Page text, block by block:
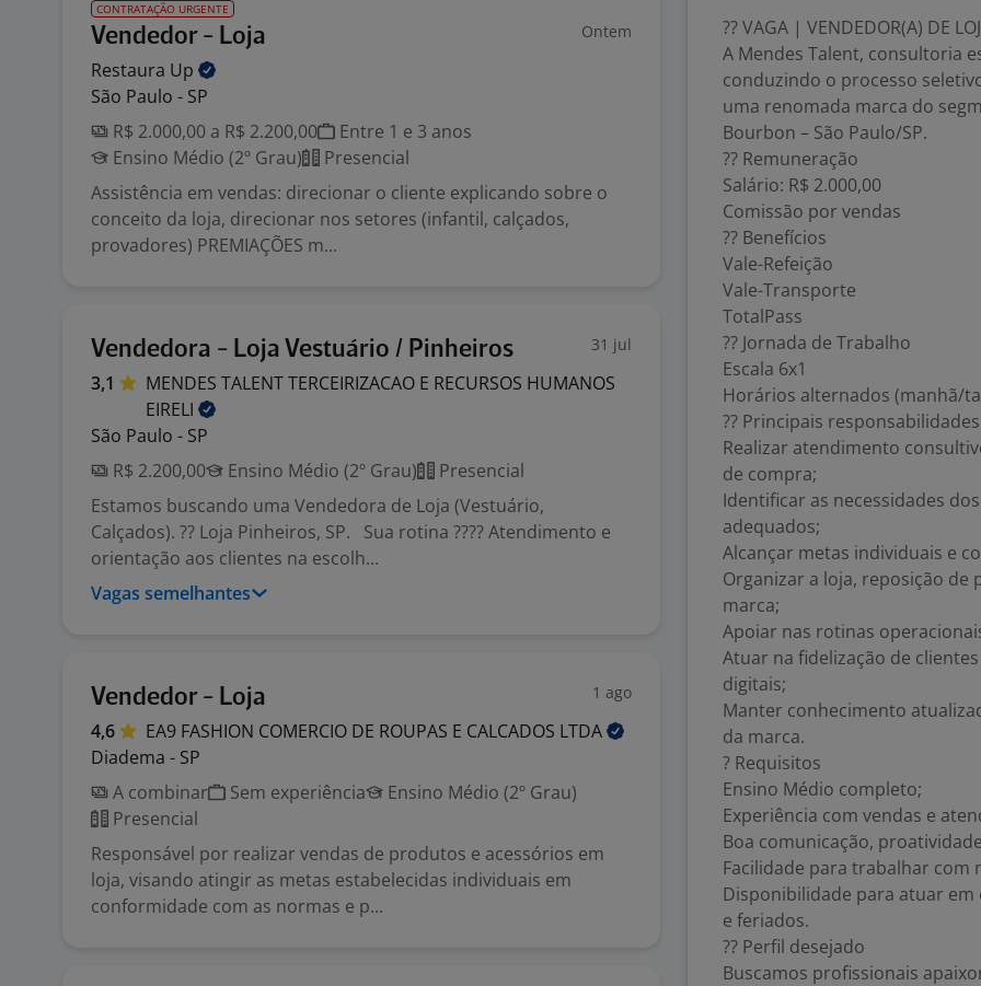
CONTRATAÇÃO URGENTE
Vendedor - Loja Ontem
Restaura Up
São Paulo - SP
R$ 2.000,00 a R$ 2.200,00
Entre 1 e 3 anos
Ensino Médio (2º Grau)
Presencial
Assistência em vendas: direcionar o cliente explicando sobre o
conceito da loja, direcionar nos setores (infantil, calçados,
provadores) PREMIAÇÕES m...
Vendedora - Loja Vestuário / Pinheiros 31 jul
3,1
MENDES TALENT TERCEIRIZACAO E RECURSOS HUMANOS
EIRELI
São Paulo - SP
R$ 2.200,00
Ensino Médio (2º Grau)
Presencial
Estamos buscando uma Vendedora de Loja (Vestuário,
Calçados). ?? Loja Pinheiros, SP. Sua rotina ???? Atendimento e
orientação aos clientes na escolh...
Vagas semelhantes
Vendedor - Loja 1 ago
4,6 EA9 FASHION COMERCIO DE ROUPAS E CALCADOS LTDA
Diadema - SP
A combinar
Sem experiência
Ensino Médio (2º Grau)
Presencial
Responsável por realizar vendas de produtos e acessórios em
loja, visando atingir as metas estabelecidas individuais em
conformidade com as normas e p...
?? VAGA | VENDEDOR(A) DE
A Mendes Talent, consultoria
conduzindo o processo
uma renomada marca do
Bourbon – São Paulo/SP.
?? Remuneração
Salário: R$ 2.000,00
Comissão por vendas
?? Benefícios
Vale-Refeição
Vale-Transporte
TotalPass
?? Jornada de Trabalho
Escala 6x1
Horários alternados (manhã/
?? Principais responsabilidades
Realizar atendimento
de compra;
Identificar as necessidades
adequados;
Alcançar metas individuais e
Organizar a loja, reposição
marca;
Apoiar nas rotinas
Atuar na fidelização de
digitais;
Manter conhecimento
da marca.
? Requisitos
Ensino Médio completo;
Experiência com vendas e
Boa comunicação,
Facilidade para trabalhar com
Disponibilidade para atuar em
e feriados.
?? Perfil desejado
Buscamos profissionais